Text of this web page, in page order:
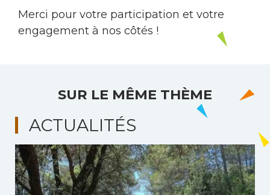
Merci pour votre participation et votre
engagement à nos côtés !
SUR LE MÊME THÈME
ACTUALITÉS